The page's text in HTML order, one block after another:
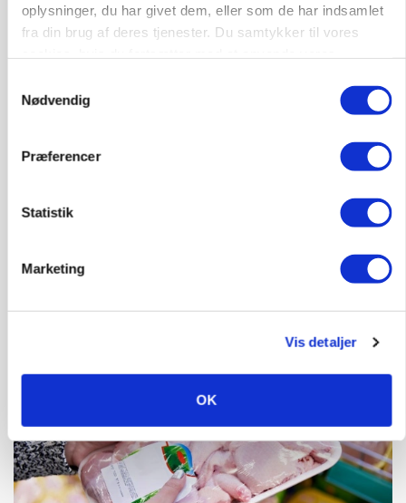
oplysninger, du har givet dem, eller som de har indsamlet
fra din brug af deres tjenester. Du samtykker til vores
Nødvendig
Præferencer
Statistik
Marketing
Vis detaljer
OK
Fjerkræbranchen: - Vi forlanger ens